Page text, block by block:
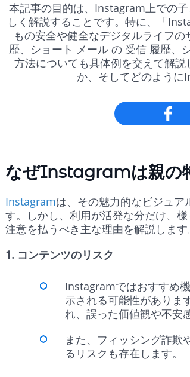
本記事の目的は、Instagram上での
しく解説することです。特に、「
もの安全や健全なデジタルライフ
歴、ショート メール の 受信 履歴、
方法についても具体例を交えて解
か、そしてどのように
なぜInstagramは親の
Instagramは、その魅力的なビジュア
す。しかし、利用が活発な分だけ、
注意を払うべき主な理由を解説します
1. コンテンツのリスク
Instagramではおすすめ
示される可能性がありま
れ、誤った価値観や不安
また、フィッシング詐欺
るリスクも存在します。